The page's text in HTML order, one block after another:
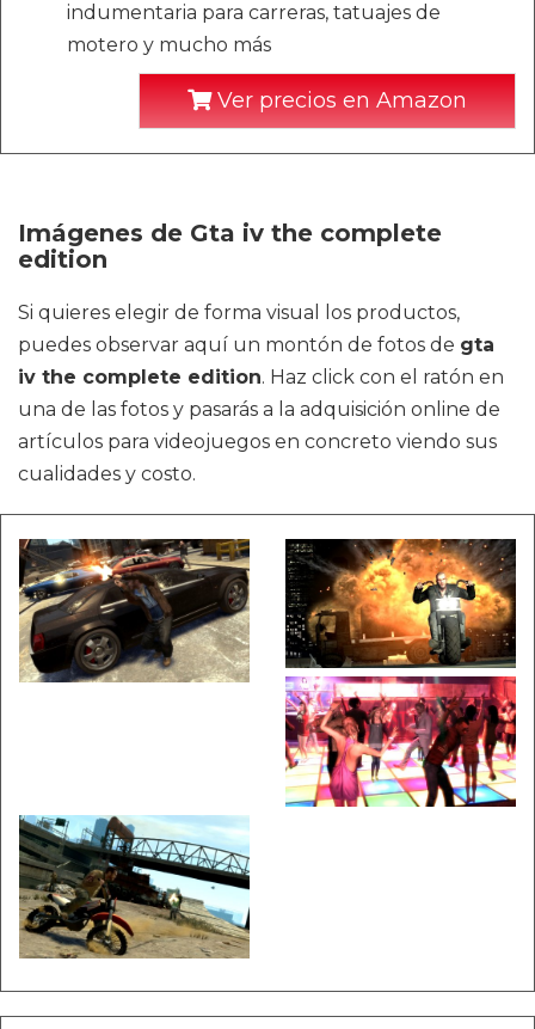
indumentaria para carreras, tatuajes de
motero y mucho más
Ver precios en Amazon
Imágenes de Gta iv the complete
edition
Si quieres elegir de forma visual los productos,
puedes observar aquí un montón de fotos de gta
iv the complete edition. Haz click con el ratón en
una de las fotos y pasarás a la adquisición online de
artículos para videojuegos en concreto viendo sus
cualidades y costo.